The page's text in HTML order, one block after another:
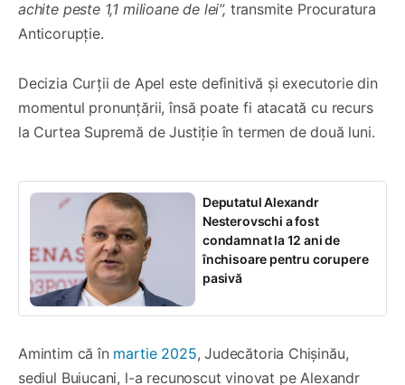
achite peste 1,1 milioane de lei”, transmite Procuratura
Anticorupție.
Decizia Curții de Apel este definitivă și executorie din
momentul pronunțării, însă poate fi atacată cu recurs
la Curtea Supremă de Justiție în termen de două luni.
Deputatul Alexandr
Nesterovsсhi a fost
condamnat la 12 ani de
închisoare pentru corupere
pasivă
Amintim că în martie 2025, Judecătoria Chișinău,
sediul Buiucani, l-a recunoscut vinovat pe Alexandr